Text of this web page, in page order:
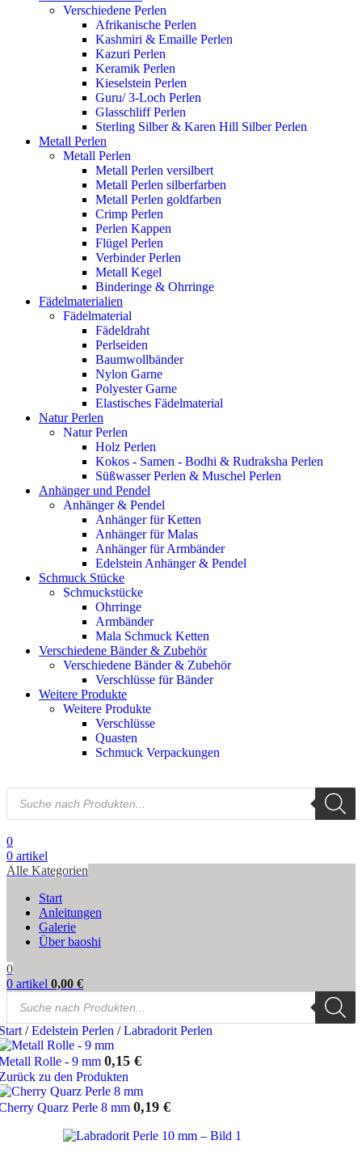
Verschiedene Perlen
Afrikanische Perlen
Kashmiri & Emaille Perlen
Kazuri Perlen
Keramik Perlen
Kieselstein Perlen
Guru/ 3-Loch Perlen
Glasschliff Perlen
Sterling Silber & Karen Hill Silber Perlen
Metall Perlen
Metall Perlen
Metall Perlen versilbert
Metall Perlen silberfarben
Metall Perlen goldfarben
Crimp Perlen
Perlen Kappen
Flügel Perlen
Verbinder Perlen
Metall Kegel
Binderinge & Ohrringe
Fädelmaterialien
Fädelmaterial
Fädeldraht
Perlseiden
Baumwollbänder
Nylon Garne
Polyester Garne
Elastisches Fädelmaterial
Natur Perlen
Natur Perlen
Holz Perlen
Kokos - Samen - Bodhi & Rudraksha Perlen
Süßwasser Perlen & Muschel Perlen
Anhänger und Pendel
Anhänger & Pendel
Anhänger für Ketten
Anhänger für Malas
Anhänger für Armbänder
Edelstein Anhänger & Pendel
Schmuck Stücke
Schmuckstücke
Ohrringe
Armbänder
Mala Schmuck Ketten
Verschiedene Bänder & Zubehör
Verschiedene Bänder & Zubehör
Verschlüsse für Bänder
Weitere Produkte
Weitere Produkte
Verschlüsse
Quasten
Schmuck Verpackungen
Products
search
0
0 artikel
Alle Kategorien
Start
Anleitungen
Galerie
Über baoshi
0
0 artikel 0,00 €
Products
search
/ Edelstein Perlen / Labradorit Perlen
Rolle - 9 mm 0,15 €
zu den Produkten
Quarz Perle 8 mm 0,19 €